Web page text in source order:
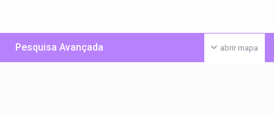
abrir mapa
Pesquisa Avançada